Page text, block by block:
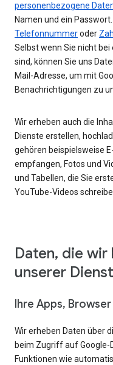
personenbezogene
Namen und ein
Telefonnummeroder
Selbst wenn Sie nicht
sind, können Sie uns
Mail-Adresse, um mit
Benachrichtigungen zu
Wir erheben auch die
Dienste erstellen,
gehören beispielsweise
empfangen, Fotos und
und Tabellen, die Sie
YouTube-Videos
Daten, die
unserer
Ihre Apps,
Wir erheben Daten über
beim Zugriff auf Google-
Funktionen wie